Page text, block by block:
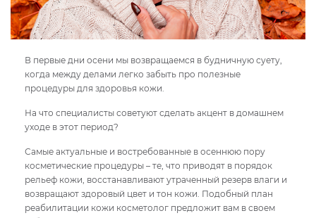
В первые дни осени мы возвращаемся в будничную суету,
когда между делами легко забыть про полезные
процедуры для здоровья кожи.
На что специалисты советуют сделать акцент в домашнем
уходе в этот период?
Самые актуальные и востребованные в осеннюю пору
косметические процедуры – те, что приводят в порядок
рельеф кожи, восстанавливают утраченный резерв влаги и
возвращают здоровый цвет и тон кожи. Подобный план
реабилитации кожи косметолог предложит вам в своем